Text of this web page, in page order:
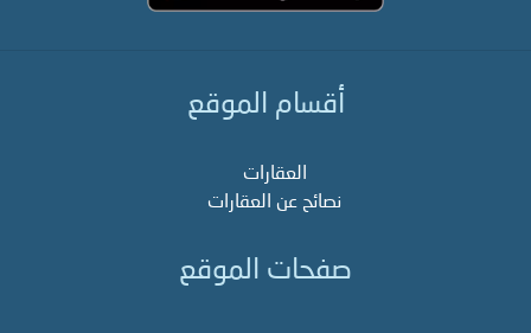
أقسام الموقع
العقارات
نصائح عن العقارات
صفحات الموقع